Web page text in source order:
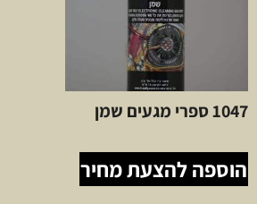
1047 ספרי מגעים שמן
הוספה להצעת מחיר